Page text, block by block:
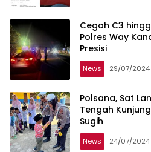
Cegah C3
Polres Way
Presisi
News 29/07/2024
Polsana, Sat
Tengah
Sugih
News 24/07/2024